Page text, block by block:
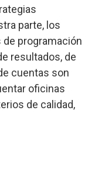
parte, los
programación
resultados, de
cuentas son
oficinas
de calidad,